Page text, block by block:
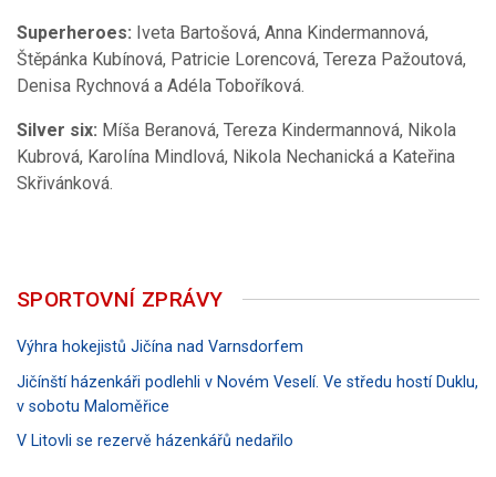
Superheroes: Iveta Bartošová, Anna Kindermannová,
Štěpánka Kubínová, Patricie Lorencová, Tereza Pažoutová,
Denisa Rychnová a Adéla Toboříková.
Silver six: Míša Beranová, Tereza Kindermannová, Nikola
Kubrová, Karolína Mindlová, Nikola Nechanická a Kateřina
Skřivánková.
SPORTOVNÍ ZPRÁVY
Výhra hokejistů Jičína nad Varnsdorfem
Jičínští házenkáři podlehli v Novém Veselí. Ve středu hostí Duklu,
v sobotu Maloměřice
V Litovli se rezervě házenkářů nedařilo